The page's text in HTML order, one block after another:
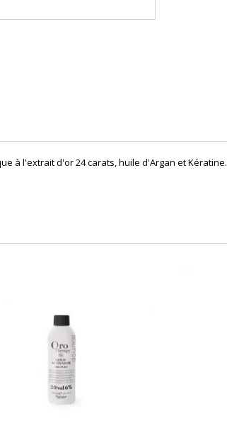
à l'extrait d'or 24 carats, huile d'Argan et Kératine.